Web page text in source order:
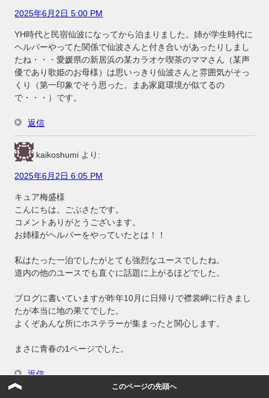
2025年6月2日 5:00 PM
YH時代と民宿仙波になってから泊まりました。姉が学生時代に
ヘルパーやってた関係で仙波さんと付き合いがあったりしまし
たね・・・愛媛県の新居浜の某カラオケ喫茶のママさん（某声
優であり歌姫のお母様）は思いっきり仙波さんと雰囲気がそっ
くり（第一印象でそう思った。まあ家庭環境が似てるの
で・・・）です。
返信
kaikoshumi より:
2025年6月2日 6:05 PM
キュア梅盛様
こんにちは。ごぶさたです。
コメントありがとうございます。
お姉様がヘルパーをやっていたとは！！
私はたった一泊でしたがとても強烈なユースでしたね。
道内の他のユースでも直ぐに話題に上がるほどでした。
ブログに書いていますが昨年10月に日帰りで襟裳岬に行きまし
たが本当に地の果てでした。
よくぞあんな所にホステラーが集まったと関心します。
まさに青春の1ページでした。
返信
このページの先頭へ